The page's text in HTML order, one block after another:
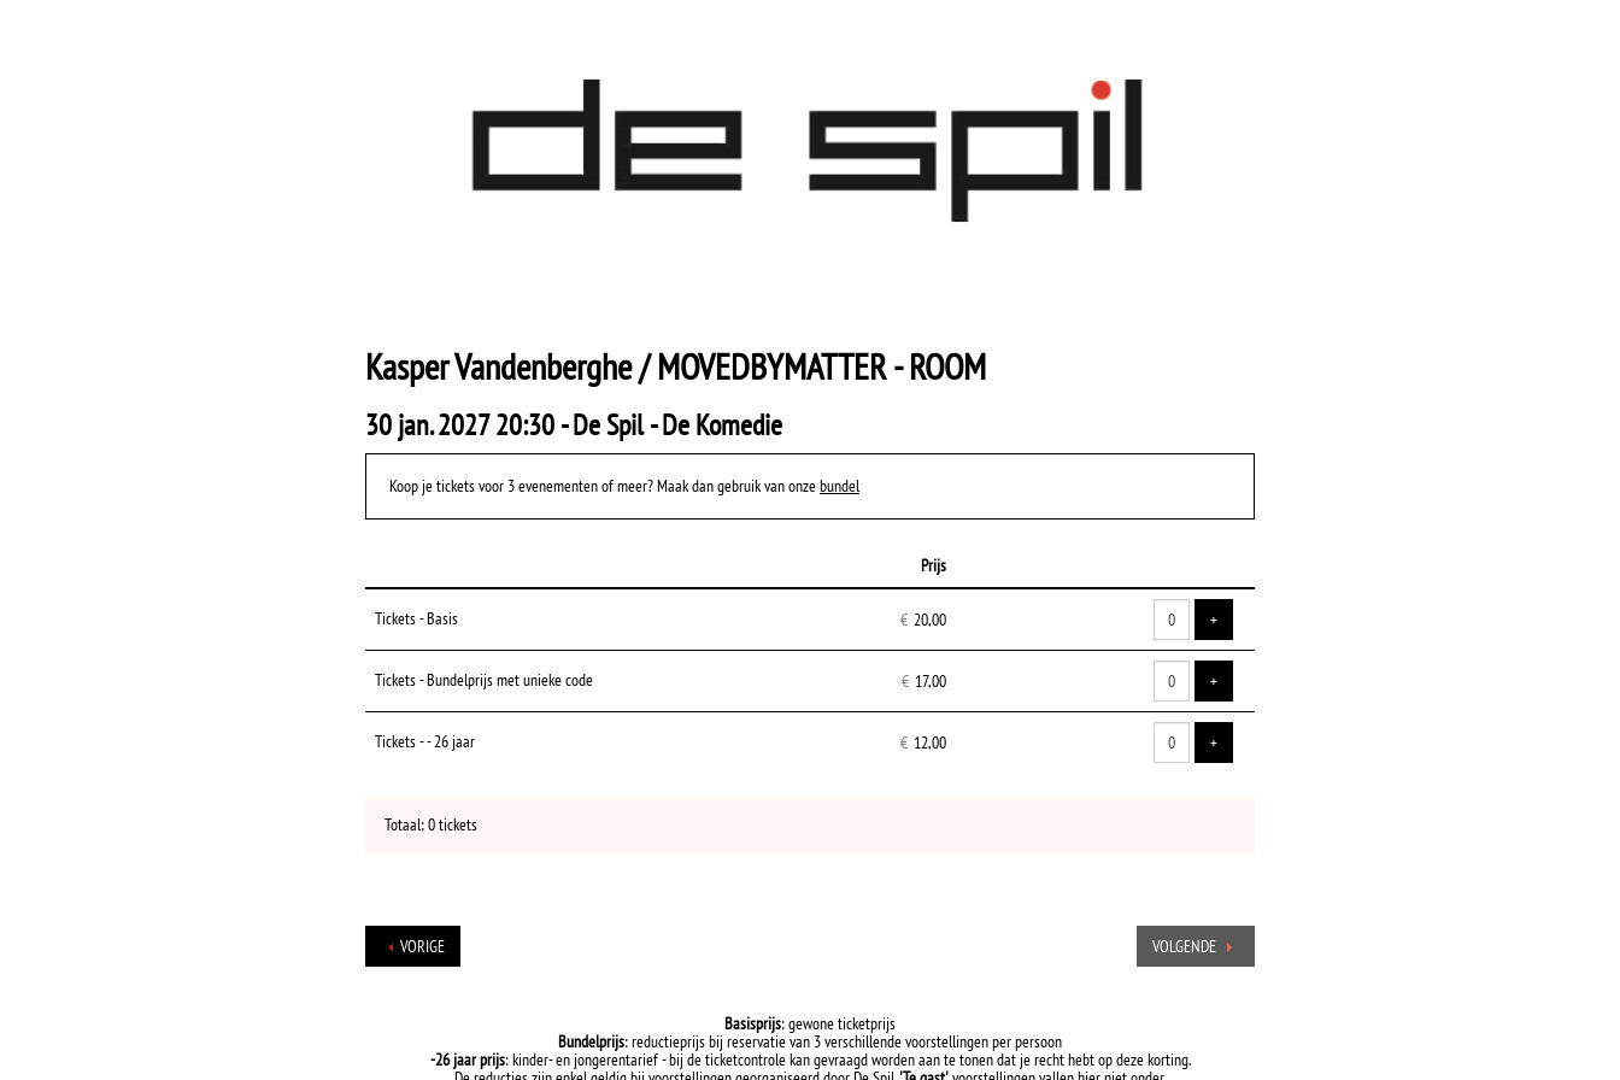
Kasper Vandenberghe / MOVEDBYMATTER - ROOM
30 jan. 2027 20:30 - De Spil - De Komedie
Koop je tickets voor 3 evenementen of meer? Maak dan gebruik van onzebundel
Prijs
Tickets - Basis
€ 20,00 +VOEG TICKET TOE
Tickets - Bundelprijs met unieke code € 17,00 +VOEG TICKET TOE
Tickets - - 26 jaar € 12,00 +VOEG TICKET TOE
Totaal: 0 tickets
VOLGENDE
VORIGE
Basisprijs: gewone ticketprijs
Bundelprijs: reductieprijs bij reservatie van 3 verschillende voorstellingen per persoon
-26 jaar prijs: kinder- en jongerentarief - bij de ticketcontrole kan gevraagd worden aan te tonen dat je recht hebt op deze korting.